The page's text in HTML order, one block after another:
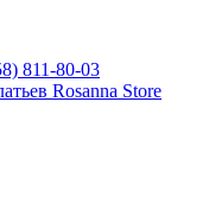
811-80-03